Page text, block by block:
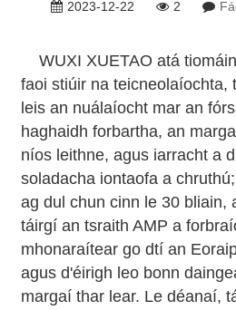
2023-12-22 2
WUXI XUETAO atá
faoi stiúir na teicneolaíochta,
leis an nuálaíocht mar an
haghaidh forbartha, an
níos leithne, agus iarracht a
soladacha iontaofa a
ag dul chun cinn le 30 bliain,
táirgí an tsraith AMP a
mhonaraítear go dtí an
agus d'éirigh leo bonn
margaí thar lear. Le déanaí,